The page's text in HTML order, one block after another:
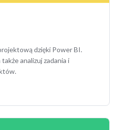
dzięki Power BI.
analizuj zadania i